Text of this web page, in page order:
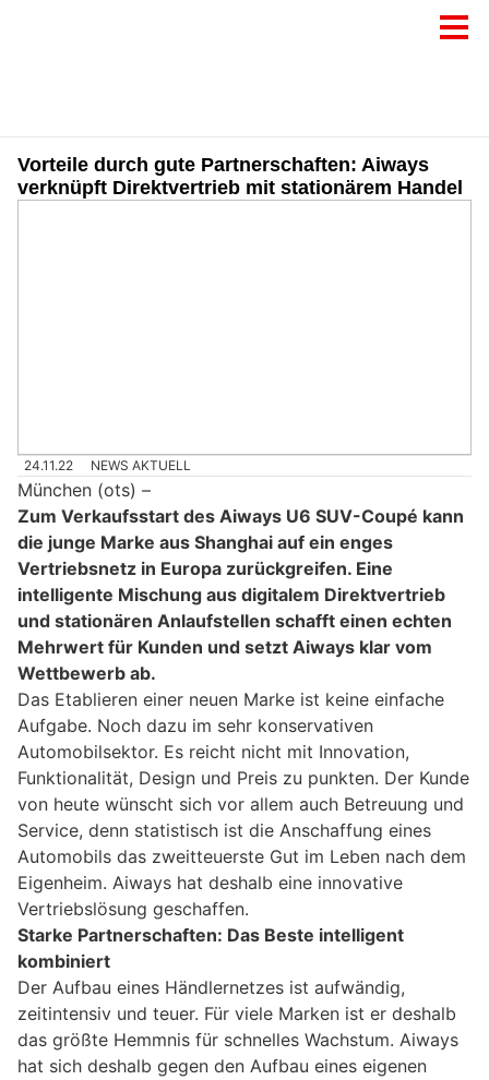
Vorteile durch gute Partnerschaften: Aiways
verknüpft Direktvertrieb mit stationärem Handel
24.11.22 NEWS AKTUELL
München (ots) –
Zum Verkaufsstart des Aiways U6 SUV-Coupé kann
die junge Marke aus Shanghai auf ein enges
Vertriebsnetz in Europa zurückgreifen. Eine
intelligente Mischung aus digitalem Direktvertrieb
und stationären Anlaufstellen schafft einen echten
Mehrwert für Kunden und setzt Aiways klar vom
Wettbewerb ab.
Das Etablieren einer neuen Marke ist keine einfache
Aufgabe. Noch dazu im sehr konservativen
Automobilsektor. Es reicht nicht mit Innovation,
Funktionalität, Design und Preis zu punkten. Der Kunde
von heute wünscht sich vor allem auch Betreuung und
Service, denn statistisch ist die Anschaffung eines
Automobils das zweitteuerste Gut im Leben nach dem
Eigenheim. Aiways hat deshalb eine innovative
Vertriebslösung geschaffen.
Starke Partnerschaften: Das Beste intelligent
kombiniert
Der Aufbau eines Händlernetzes ist aufwändig,
zeitintensiv und teuer. Für viele Marken ist er deshalb
das größte Hemmnis für schnelles Wachstum. Aiways
hat sich deshalb gegen den Aufbau eines eigenen